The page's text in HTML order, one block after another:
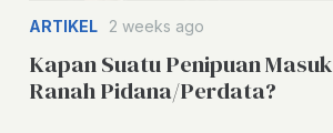
ARTIKEL 2 weeks ago
Kapan Suatu Penipuan Masuk
Ranah Pidana/Perdata?